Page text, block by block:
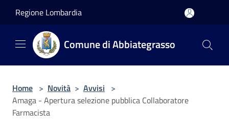
Regione Lombardia
Comune di Abbiategrasso
Home > Novità > Avvisi >
Amaga - Apertura selezione pubblica Collaboratore
Farmacista